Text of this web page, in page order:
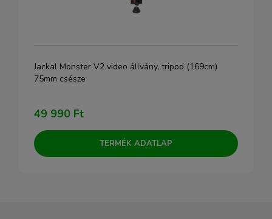
Jackal Monster V2 video állvány, tripod (169cm)
75mm csésze
49 990 Ft
TERMÉK ADATLAP